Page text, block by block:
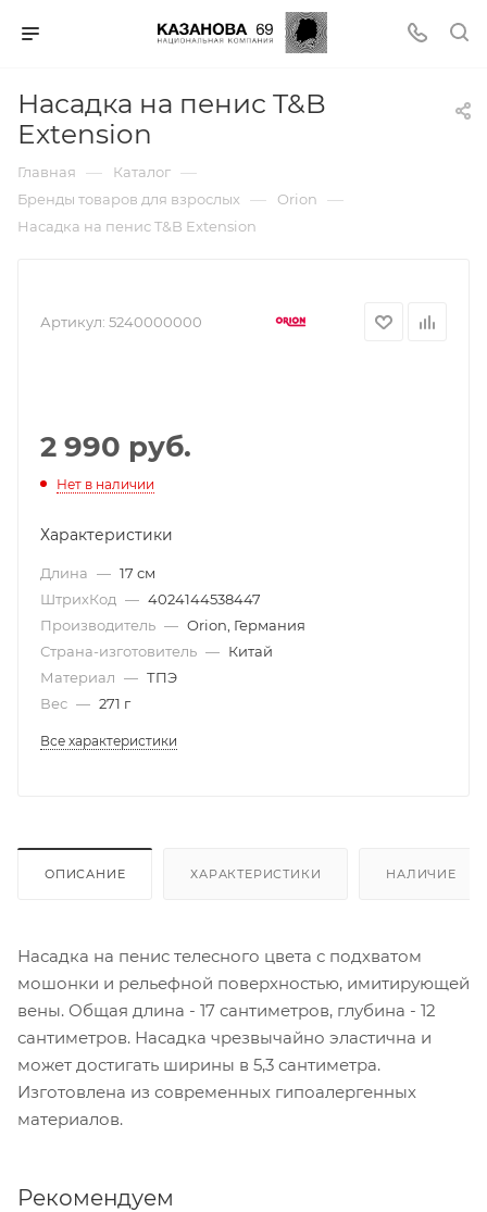
Насадка на пенис T&B
Extension
Главная — Каталог —
Бренды товаров для взрослых — Orion —
Насадка на пенис T&B Extension
Артикул: 5240000000
2 990 руб.
Нет в наличии
Характеристики
Длина — 17 см
ШтрихКод — 4024144538447
Производитель — Orion, Германия
Страна-изготовитель — Китай
Материал — ТПЭ
Вес — 271 г
Все характеристики
ОПИСАНИЕ ХАРАКТЕРИСТИКИ НАЛИЧИЕ
Насадка на пенис телесного цвета с подхватом
мошонки и рельефной поверхностью, имитирующей
вены. Общая длина - 17 сантиметров, глубина - 12
сантиметров. Насадка чрезвычайно эластична и
может достигать ширины в 5,3 сантиметра.
Изготовлена из современных гипоалергенных
материалов.
Рекомендуем